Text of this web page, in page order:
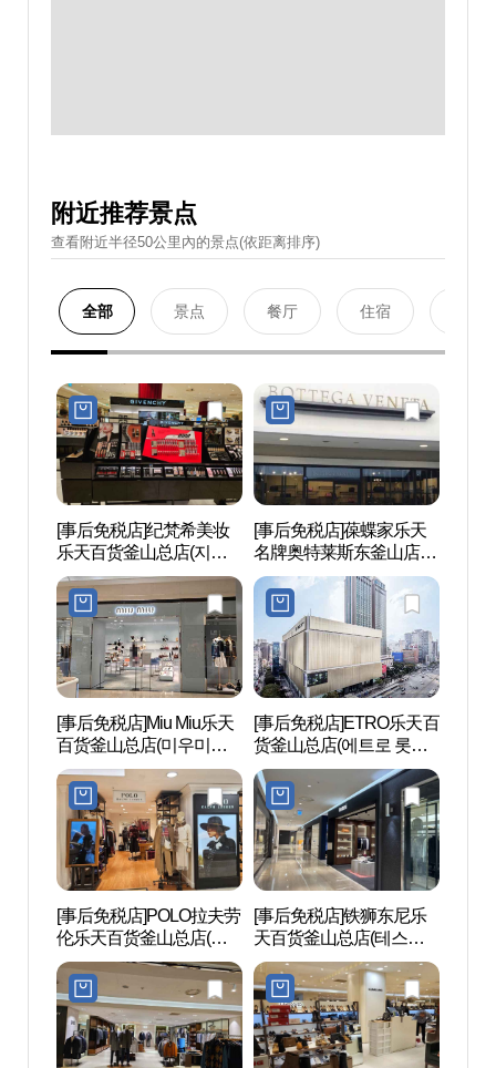
附近推荐景点
查看附近半径50公里內的景点(依距离排序)
全部 景点 餐厅 住宿
[事后免税店]纪梵希美妆
乐天百货釜山总店(지방
시뷰티 롯데백화점 부산
본점)
[事后免税店]葆蝶家乐天
名牌奥特莱斯东釜山店
(보테가베네타 롯데프리
미엄아울렛 동부산점)
[事后免税店]Miu Miu乐天
百货釜山总店(미우미우
롯데백화점 부산본점)
[事后免税店]ETRO乐天百
货釜山总店(에트로 롯데
백화점 부산본점)
[事后免税店]POLO拉夫劳
伦乐天百货釜山总店(폴
로 랄프로렌 롯데백화점
부산본점)
[事后免税店]铁狮东尼乐
天百货釜山总店(테스토
니 롯데백화점 부산본점)